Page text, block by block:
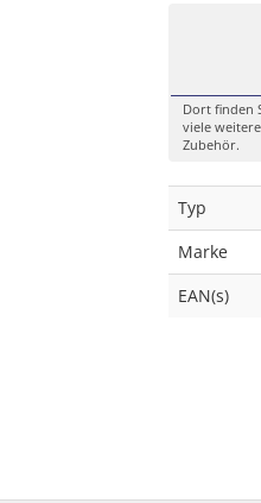
Dort finden
viele
Zubehör.
Typ
Marke
EAN(s)